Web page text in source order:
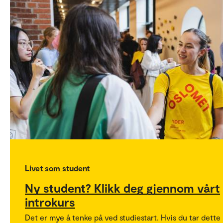
Livet som student
Ny student? Klikk deg gjennom vårt
introkurs
Det er mye å tenke på ved studiestart. Hvis du tar dette